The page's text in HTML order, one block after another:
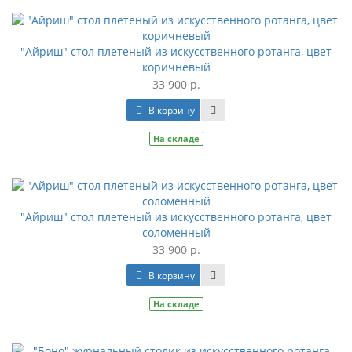
"Айриш" стол плетеный из искусственного ротанга, цвет
коричневый
33 900 р.
В корзину
На складе
"Айриш" стол плетеный из искусственного ротанга, цвет
соломенный
33 900 р.
В корзину
На складе